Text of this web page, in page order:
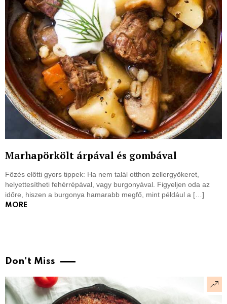
Marhapörkölt árpával és gombával
Főzés előtti gyors tippek: Ha nem talál otthon zellergyökeret,
helyettesítheti fehérrépával, vagy burgonyával. Figyeljen oda az
időre, hiszen a burgonya hamarabb megfő, mint például a […]
MORE
Don't Miss